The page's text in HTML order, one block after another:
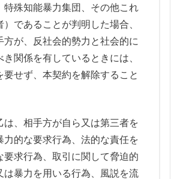
特殊知能暴力集団、その他これ
）であることが判明した場合、
方が、反社会的勢力と社会的に
関係を有しているときには、
要せず、本契約を解除すること
、相手方が自ら又は第三者を
力的な要求行為、法的な責任を
要求行為、取引に関して脅迫的
は暴力を用いる行為、風説を流